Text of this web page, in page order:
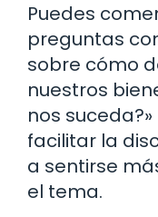
Puedes
preguntas
sobre cómo
nuestros
nos
facilitar la
a sentirse
el tema.